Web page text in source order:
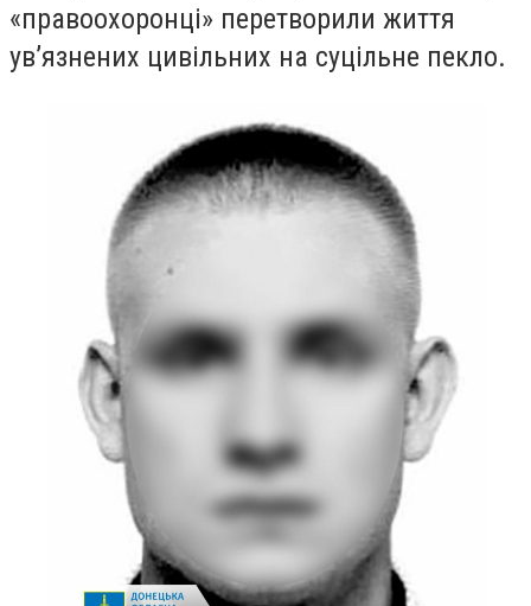
«правоохоронці» перетворили життя
ув’язнених цивільних на суцільне пекло.